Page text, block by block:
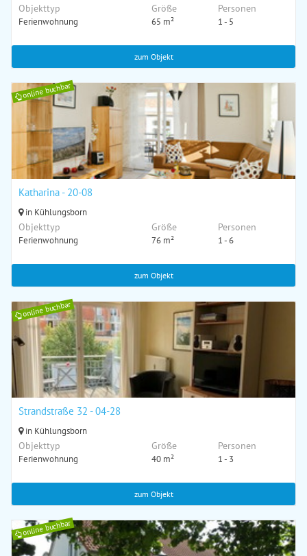
Objekttyp
Ferienwohnung
Größe
65 m²
Personen
1 - 5
zum Objekt
online buchbar
Katharina - 20-08
in Kühlungsborn
Objekttyp
Ferienwohnung
Größe
76 m²
Personen
1 - 6
zum Objekt
online buchbar
Strandstraße 32 - 04-28
in Kühlungsborn
Objekttyp
Ferienwohnung
Größe
40 m²
Personen
1 - 3
zum Objekt
online buchbar